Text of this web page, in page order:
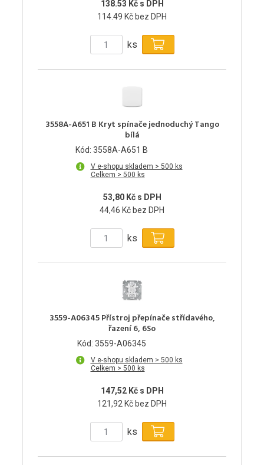
138.53 Kč s DPH
114.49 Kč bez DPH
ks
3558A-A651 B Kryt spínače jednoduchý Tango
bílá
Kód: 3558A-A651 B
V e-shopu skladem > 500 ks
Celkem > 500 ks
53,80 Kč s DPH
44,46 Kč bez DPH
ks
3559-A06345 Přístroj přepínače střídavého,
řazení 6, 6So
Kód: 3559-A06345
V e-shopu skladem > 500 ks
Celkem > 500 ks
147,52 Kč s DPH
121,92 Kč bez DPH
ks